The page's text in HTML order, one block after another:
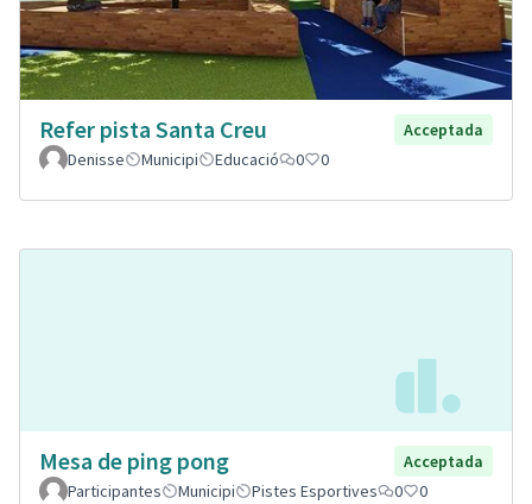
Refer pista Santa Creu
Acceptada
Denisse
Municipi Educació 0 0
Mesa de ping pong
Acceptada
Participantes
Municipi Pistes Esportives 0 0